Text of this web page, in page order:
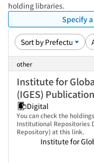
holding libraries.
Specify
other
Institute for
(IGES)
Digital
You can check the
Institutional Repositories
Repository) at this link.
Institute for